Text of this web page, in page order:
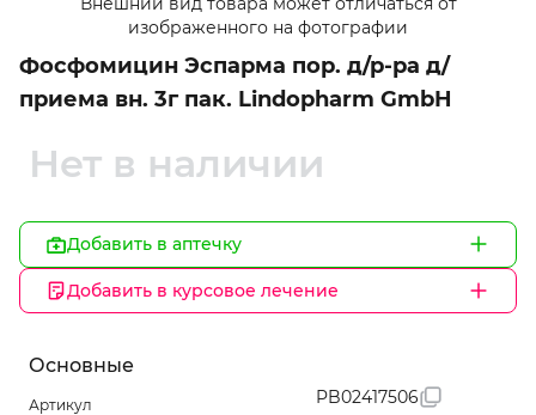
2
изображенного на фотографии
Фосфомицин Эспарма пор. д/р-ра д/
приема вн. 3г пак. Lindopharm GmbH
Нет в наличии
Добавить в аптечку
Добавить в курсовое лечение
Основные
Артикул PB02417506